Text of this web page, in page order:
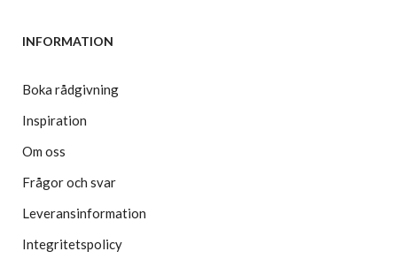
INFORMATION
Boka rådgivning
Inspiration
Om oss
Frågor och svar
Leveransinformation
Integritetspolicy